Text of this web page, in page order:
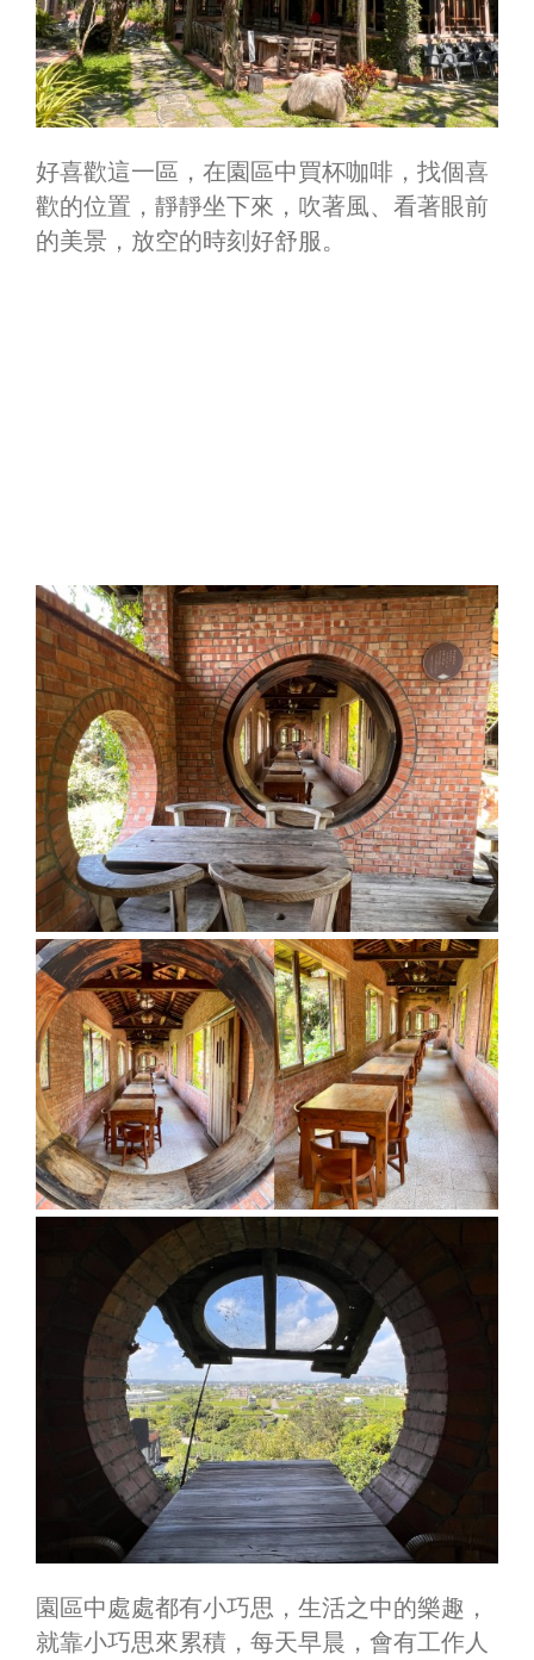
好喜歡這一區，在園區中買杯咖啡，找個喜
歡的位置，靜靜坐下來，吹著風、看著眼前
的美景，放空的時刻好舒服。
園區中處處都有小巧思，生活之中的樂趣，
就靠小巧思來累積，每天早晨，會有工作人